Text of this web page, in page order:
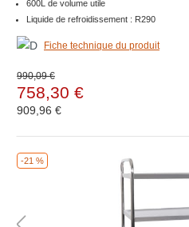
600L de volume utile
Liquide de refroidissement : R290
Fiche technique du produit
990,09 €
758,30 €
909,96 €
-21 %